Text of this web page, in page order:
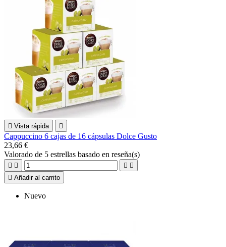
 Vista rápida 
Cappuccino 6 cajas de 16 cápsulas Dolce Gusto
23,66 €
Valorado de 5 estrellas basado en reseña(s)
   
 Añadir al carrito
Nuevo